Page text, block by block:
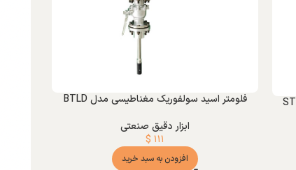
فلومتر اسید سولفوریک مغناطیسی مدل BTLD
ابزار دقیق صنعتی
$ ۱۱۱
افزودن به سبد خرید